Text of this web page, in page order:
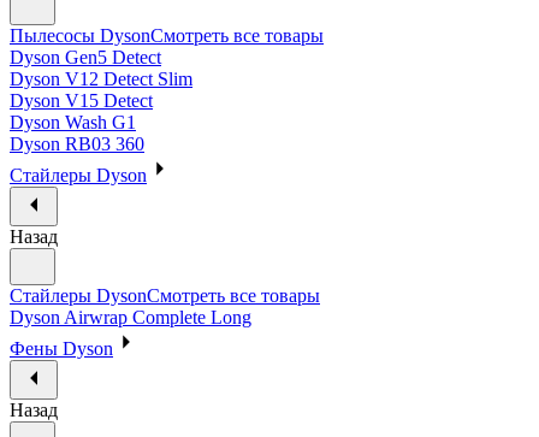
Пылесосы DysonСмотреть все товары
Dyson Gen5 Detect
Dyson V12 Detect Slim
Dyson V15 Detect
Dyson Wash G1
Dyson RB03 360
Стайлеры Dyson
Назад
Стайлеры DysonСмотреть все товары
Dyson Airwrap Complete Long
Фены Dyson
Назад